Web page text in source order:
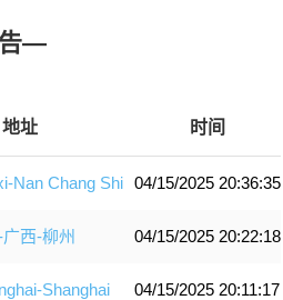
告—
地址 时间
Nan Chang Shi 04/15/2025 20:36:35
西-柳州 04/15/2025 20:22:18
Shanghai 04/15/2025 20:11:17